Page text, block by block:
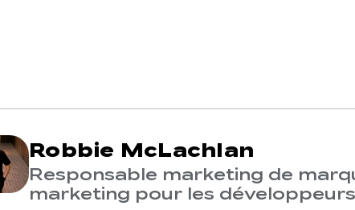
Robbie McLachlan
Responsable marketing de
marketing pour les développeurs